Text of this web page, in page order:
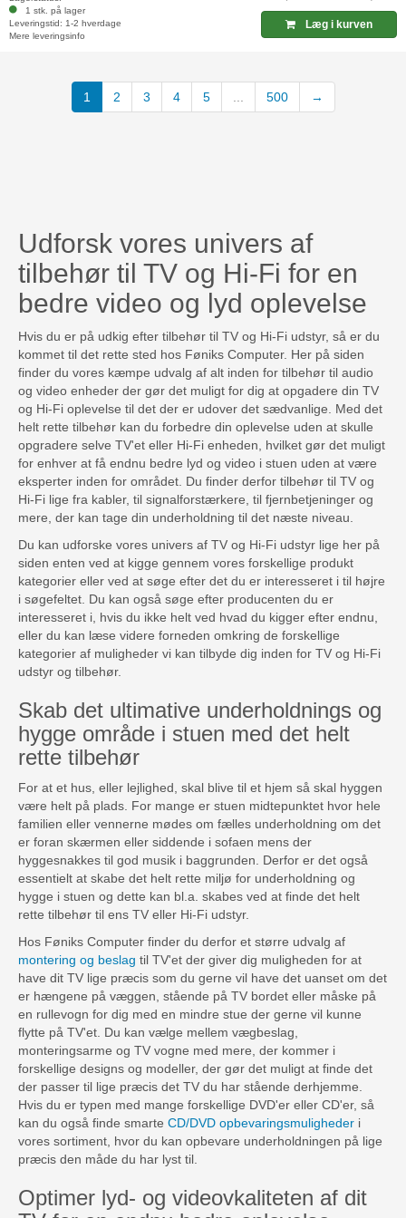
1 stk. på lager
Leveringstid: 1-2 hverdage
Mere leveringsinfo
Læg i kurven
1 (current)
2 3 4 5 ... 500 →
Udforsk vores univers af
tilbehør til TV og Hi-Fi for en
bedre video og lyd oplevelse
Hvis du er på udkig efter tilbehør til TV og Hi-Fi udstyr, så er du
kommet til det rette sted hos Føniks Computer. Her på siden
finder du vores kæmpe udvalg af alt inden for tilbehør til audio
og video enheder der gør det muligt for dig at opgadere din TV
og Hi-Fi oplevelse til det der er udover det sædvanlige. Med det
helt rette tilbehør kan du forbedre din oplevelse uden at skulle
opgradere selve TV'et eller Hi-Fi enheden, hvilket gør det muligt
for enhver at få endnu bedre lyd og video i stuen uden at være
eksperter inden for området. Du finder derfor tilbehør til TV og
Hi-Fi lige fra kabler, til signalforstærkere, til fjernbetjeninger og
mere, der kan tage din underholdning til det næste niveau.
Du kan udforske vores univers af TV og Hi-Fi udstyr lige her på
siden enten ved at kigge gennem vores forskellige produkt
kategorier eller ved at søge efter det du er interesseret i til højre
i søgefeltet. Du kan også søge efter producenten du er
interesseret i, hvis du ikke helt ved hvad du kigger efter endnu,
eller du kan læse videre forneden omkring de forskellige
kategorier af muligheder vi kan tilbyde dig inden for TV og Hi-Fi
udstyr og tilbehør.
Skab det ultimative underholdnings og
hygge område i stuen med det helt
rette tilbehør
For at et hus, eller lejlighed, skal blive til et hjem så skal hyggen
være helt på plads. For mange er stuen midtepunktet hvor hele
familien eller vennerne mødes om fælles underholdning om det
er foran skærmen eller siddende i sofaen mens der
hyggesnakkes til god musik i baggrunden. Derfor er det også
essentielt at skabe det helt rette miljø for underholdning og
hygge i stuen og dette kan bl.a. skabes ved at finde det helt
rette tilbehør til ens TV eller Hi-Fi udstyr.
Hos Føniks Computer finder du derfor et større udvalg af
montering og beslag til TV'et der giver dig muligheden for at
have dit TV lige præcis som du gerne vil have det uanset om det
er hængene på væggen, stående på TV bordet eller måske på
en rullevogn for dig med en mindre stue der gerne vil kunne
flytte på TV'et. Du kan vælge mellem vægbeslag,
monteringsarme og TV vogne med mere, der kommer i
forskellige designs og modeller, der gør det muligt at finde det
der passer til lige præcis det TV du har stående derhjemme.
Hvis du er typen med mange forskellige DVD'er eller CD'er, så
kan du også finde smarte CD/DVD opbevaringsmuligheder i
vores sortiment, hvor du kan opbevare underholdningen på lige
præcis den måde du har lyst til.
Optimer lyd- og videovkaliteten af dit